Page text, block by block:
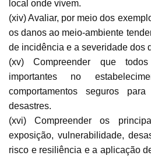
local onde vivem.
(xiv) Avaliar, por meio dos
os danos ao meio-ambiente
de incidência e a severidade dos
(xv) Compreender que
importantes no
comportamentos seguros
desastres.
(xvi) Compreender os
exposição, vulnerabilidade,
risco e resiliência e a aplicação